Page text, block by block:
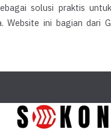
solusi praktis
Website ini bagian dari